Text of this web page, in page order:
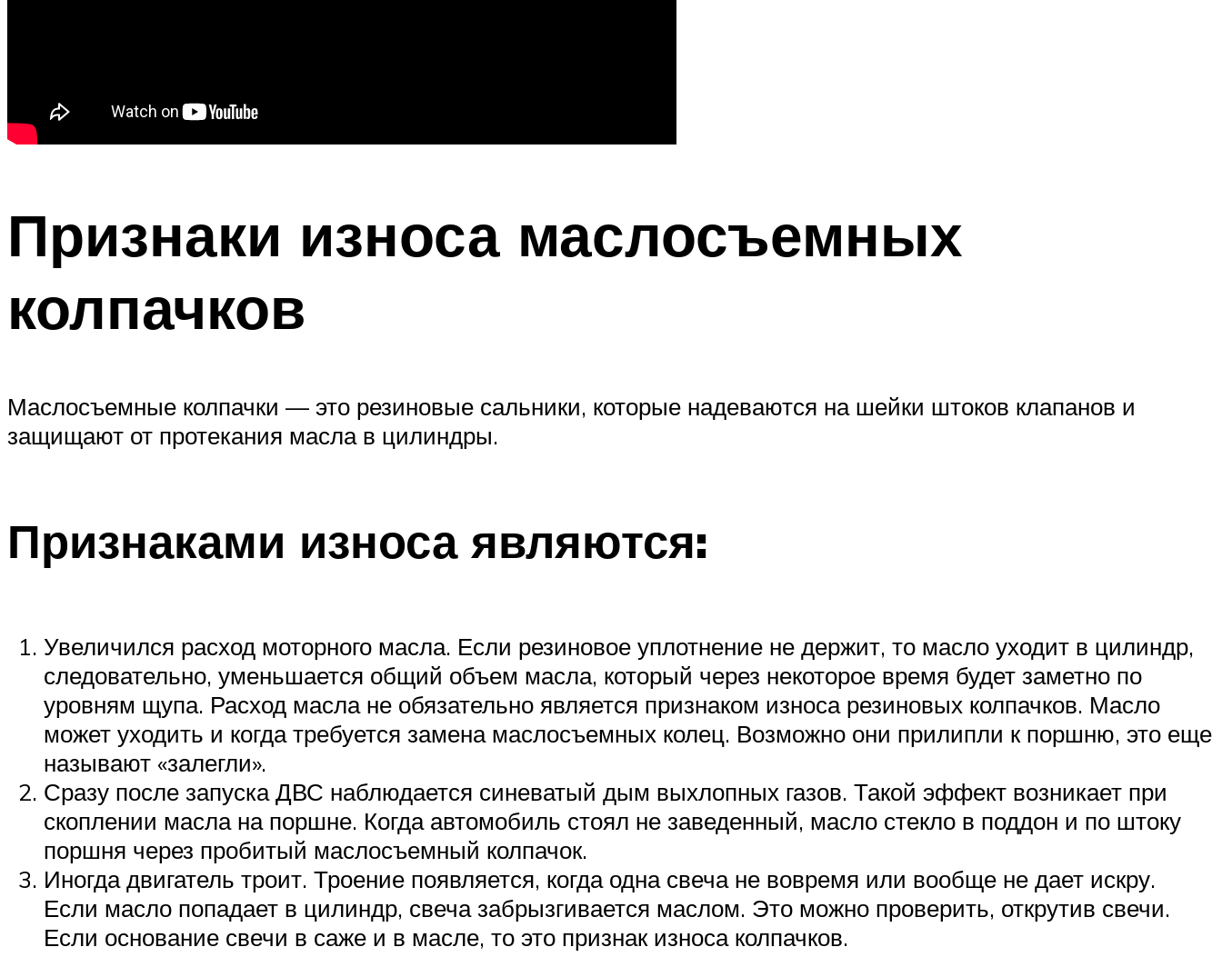
Признаки износа маслосъемных
колпачков
Маслосъемные колпачки — это резиновые сальники, которые надеваются на шейки штоков клапанов и
защищают от протекания масла в цилиндры.
Признаками износа являются:
Увеличился расход моторного масла. Если резиновое уплотнение не держит, то масло уходит в цилиндр,
следовательно, уменьшается общий объем масла, который через некоторое время будет заметно по
уровням щупа. Расход масла не обязательно является признаком износа резиновых колпачков. Масло
может уходить и когда требуется замена маслосъемных колец. Возможно они прилипли к поршню, это еще
называют «залегли».
Сразу после запуска ДВС наблюдается синеватый дым выхлопных газов. Такой эффект возникает при
скоплении масла на поршне. Когда автомобиль стоял не заведенный, масло стекло в поддон и по штоку
поршня через пробитый маслосъемный колпачок.
Иногда двигатель троит. Троение появляется, когда одна свеча не вовремя или вообще не дает искру.
Если масло попадает в цилиндр, свеча забрызгивается маслом. Это можно проверить, открутив свечи.
Если основание свечи в саже и в масле, то это признак износа колпачков.